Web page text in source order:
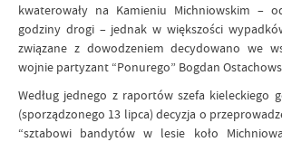
kwaterowały na Kamieniu Michniowskim –
godziny drogi – jednak w większości
związane z dowodzeniem decydowano we
wojnie partyzant “Ponurego” Bogdan
Według jednego z raportów szefa kieleckiego
(sporządzonego 13 lipca) decyzja o
“sztabowi bandytów w lesie koło